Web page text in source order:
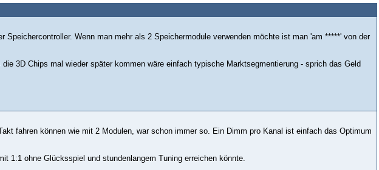
Wenn man mehr als 2 Speichermodule verwenden möchte ist man 'am *****' von der
3D Chips mal wieder später kommen wäre einfach typische Marktsegmentierung - sprich das Geld
fahren können wie mit 2 Modulen, war schon immer so. Ein Dimm pro Kanal ist einfach das Optimum
1:1 ohne Glücksspiel und stundenlangem Tuning erreichen könnte.